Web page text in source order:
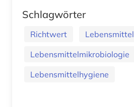
Schlagwörter
Richtwert
Lebensmittel
Lebensmittelmikrobiologie
Lebensmittelhygiene